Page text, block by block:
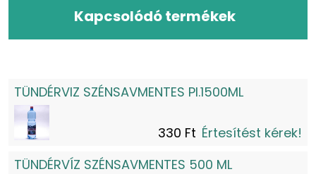
Kapcsolódó termékek
TÜNDÉRVIZ SZÉNSAVMENTES PI.1500ML
330 Ft Értesítést kérek!
TÜNDÉRVÍZ SZÉNSAVMENTES 500 ML